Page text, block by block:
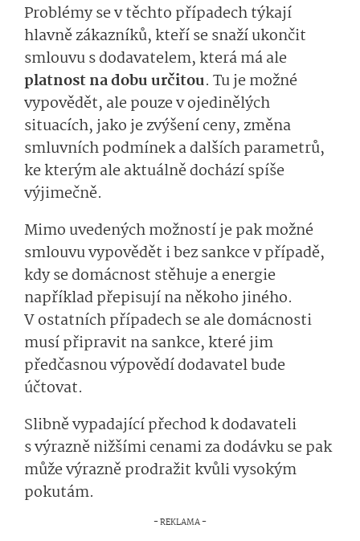
Problémy se v těchto případech týkají
hlavně zákazníků, kteří se snaží ukončit
smlouvu s dodavatelem, která má ale
platnost na dobu určitou. Tu je možné
vypovědět, ale pouze v ojedinělých
situacích, jako je zvýšení ceny, změna
smluvních podmínek a dalších parametrů,
ke kterým ale aktuálně dochází spíše
výjimečně.
Mimo uvedených možností je pak možné
smlouvu vypovědět i bez sankce v případě,
kdy se domácnost stěhuje a energie
například přepisují na někoho jiného.
V ostatních případech se ale domácnosti
musí připravit na sankce, které jim
předčasnou výpovědí dodavatel bude
účtovat.
Slibně vypadající přechod k dodavateli
s výrazně nižšími cenami za dodávku se pak
může výrazně prodražit kvůli vysokým
pokutám.